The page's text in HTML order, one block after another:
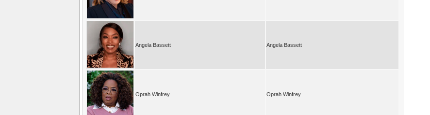
Angela Bassett Angela Bassett
Oprah Winfrey Oprah Winfrey